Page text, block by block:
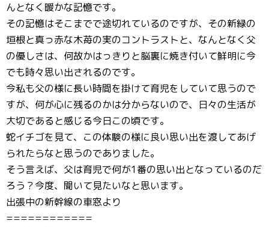
んとなく暖かな記憶です。
その記憶はそこまでで途切れているのですが、その新緑の
垣根と真っ赤な木苺の実のコントラストと、なんとなく父
の優しさは、何故かはっきりと脳裏に焼き付いて鮮明に今
でも時々思い出されるのです。
今私も父の様に長い時間を掛けて育児をしていて思うので
すが、何が心に残るのかは分からないので、日々の生活が
大切であると感じる今日この頃です。
蛇イチゴを見て、この体験の様に良い思い出を渡してあげ
られたらなと思うのでありました。
そう言えば、父は育児で何が1番の思い出となっているのだ
ろう？今度、聞いて見たいなと思います。
出張中の新幹線の車窓より
============